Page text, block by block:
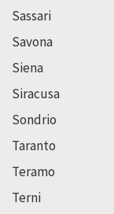
Sassari
Savona
Siena
Siracusa
Sondrio
Taranto
Teramo
Terni